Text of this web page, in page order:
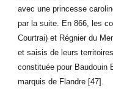
avec une princesse
par la suite. En 866, les
Courtrai) et Régnier du
et saisis de leurs
constituée pour Baudouin
marquis de Flandre [47].